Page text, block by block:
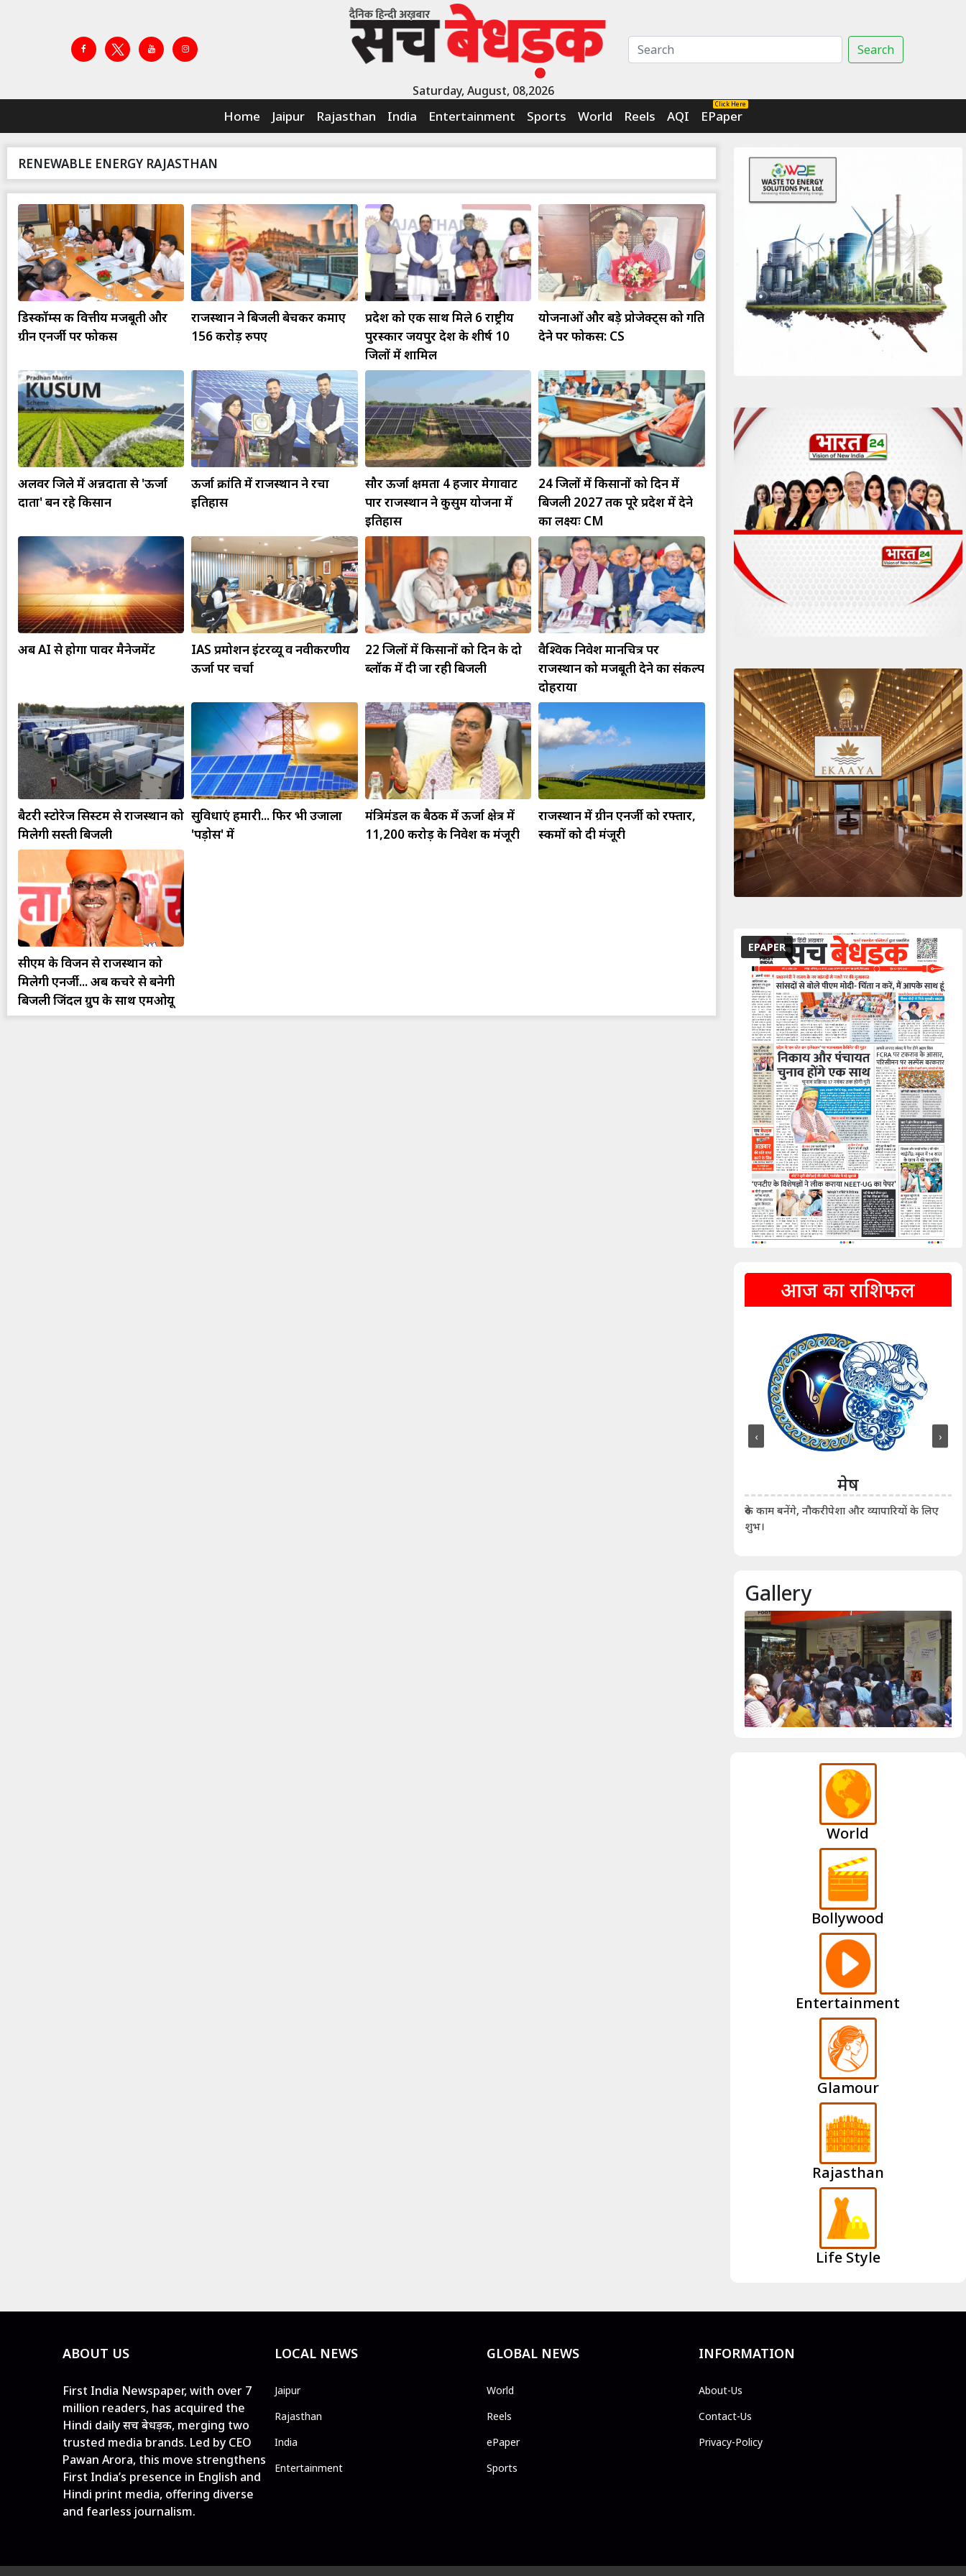
Saturday, August, 08,2026
Search
Home Jaipur Rajasthan India Entertainment Sports World Reels AQI
Click Here
EPaper
RENEWABLE ENERGY RAJASTHAN
डिस्कॉम्स की वित्तीय मजबूती और
ग्रीन एनर्जी पर फोकस
राजस्थान ने बिजली बेचकर कमाए
156 करोड़ रुपए
प्रदेश को एक साथ मिले 6 राष्ट्रीय
पुरस्कार जयपुर देश के शीर्ष 10
जिलों में शामिल
योजनाओं और बड़े प्रोजेक्ट्स को गति
देने पर फोकस: CS
अलवर जिले में अन्नदाता से 'ऊर्जा
दाता' बन रहे किसान
ऊर्जा क्रांति में राजस्थान ने रचा
इतिहास
सौर ऊर्जा क्षमता 4 हजार मेगावाट
पार राजस्थान ने कुसुम योजना में
इतिहास
24 जिलों में किसानों को दिन में
बिजली 2027 तक पूरे प्रदेश में देने
का लक्ष्यः CM
अब AI से होगा पावर मैनेजमेंट
IAS प्रमोशन इंटरव्यू व नवीकरणीय
ऊर्जा पर चर्चा
22 जिलों में किसानों को दिन के दो
ब्लॉक में दी जा रही बिजली
वैश्विक निवेश मानचित्र पर
राजस्थान को मजबूती देने का संकल्प
दोहराया
बैटरी स्टोरेज सिस्टम से राजस्थान को
मिलेगी सस्ती बिजली
सुविधाएं हमारी... फिर भी उजाला
'पड़ोस' में
मंत्रिमंडल की बैठक में ऊर्जा क्षेत्र में
11,200 करोड़ के निवेश की मंजूरी
राजस्थान में ग्रीन एनर्जी को रफ्तार,
स्कीमों को दी मंजूरी
सीएम के विजन से राजस्थान को
मिलेगी एनर्जी... अब कचरे से बनेगी
बिजली जिंदल ग्रुप के साथ एमओयू
EPAPER
आज का राशिफल
मेष
रुके काम बनेंगे, नौकरीपेशा और व्यापारियों के लिए
शुभ।
‹ ›
Gallery
World
Bollywood
Entertainment
Glamour
Rajasthan
Life Style
ABOUT US
First India Newspaper, with over 7
million readers, has acquired the
Hindi daily सच बेधड़क, merging two
trusted media brands. Led by CEO
Pawan Arora, this move strengthens
First India’s presence in English and
Hindi print media, offering diverse
and fearless journalism.
LOCAL NEWS
Jaipur
Rajasthan
India
Entertainment
GLOBAL NEWS
World
Reels
ePaper
Sports
INFORMATION
About-Us
Contact-Us
Privacy-Policy